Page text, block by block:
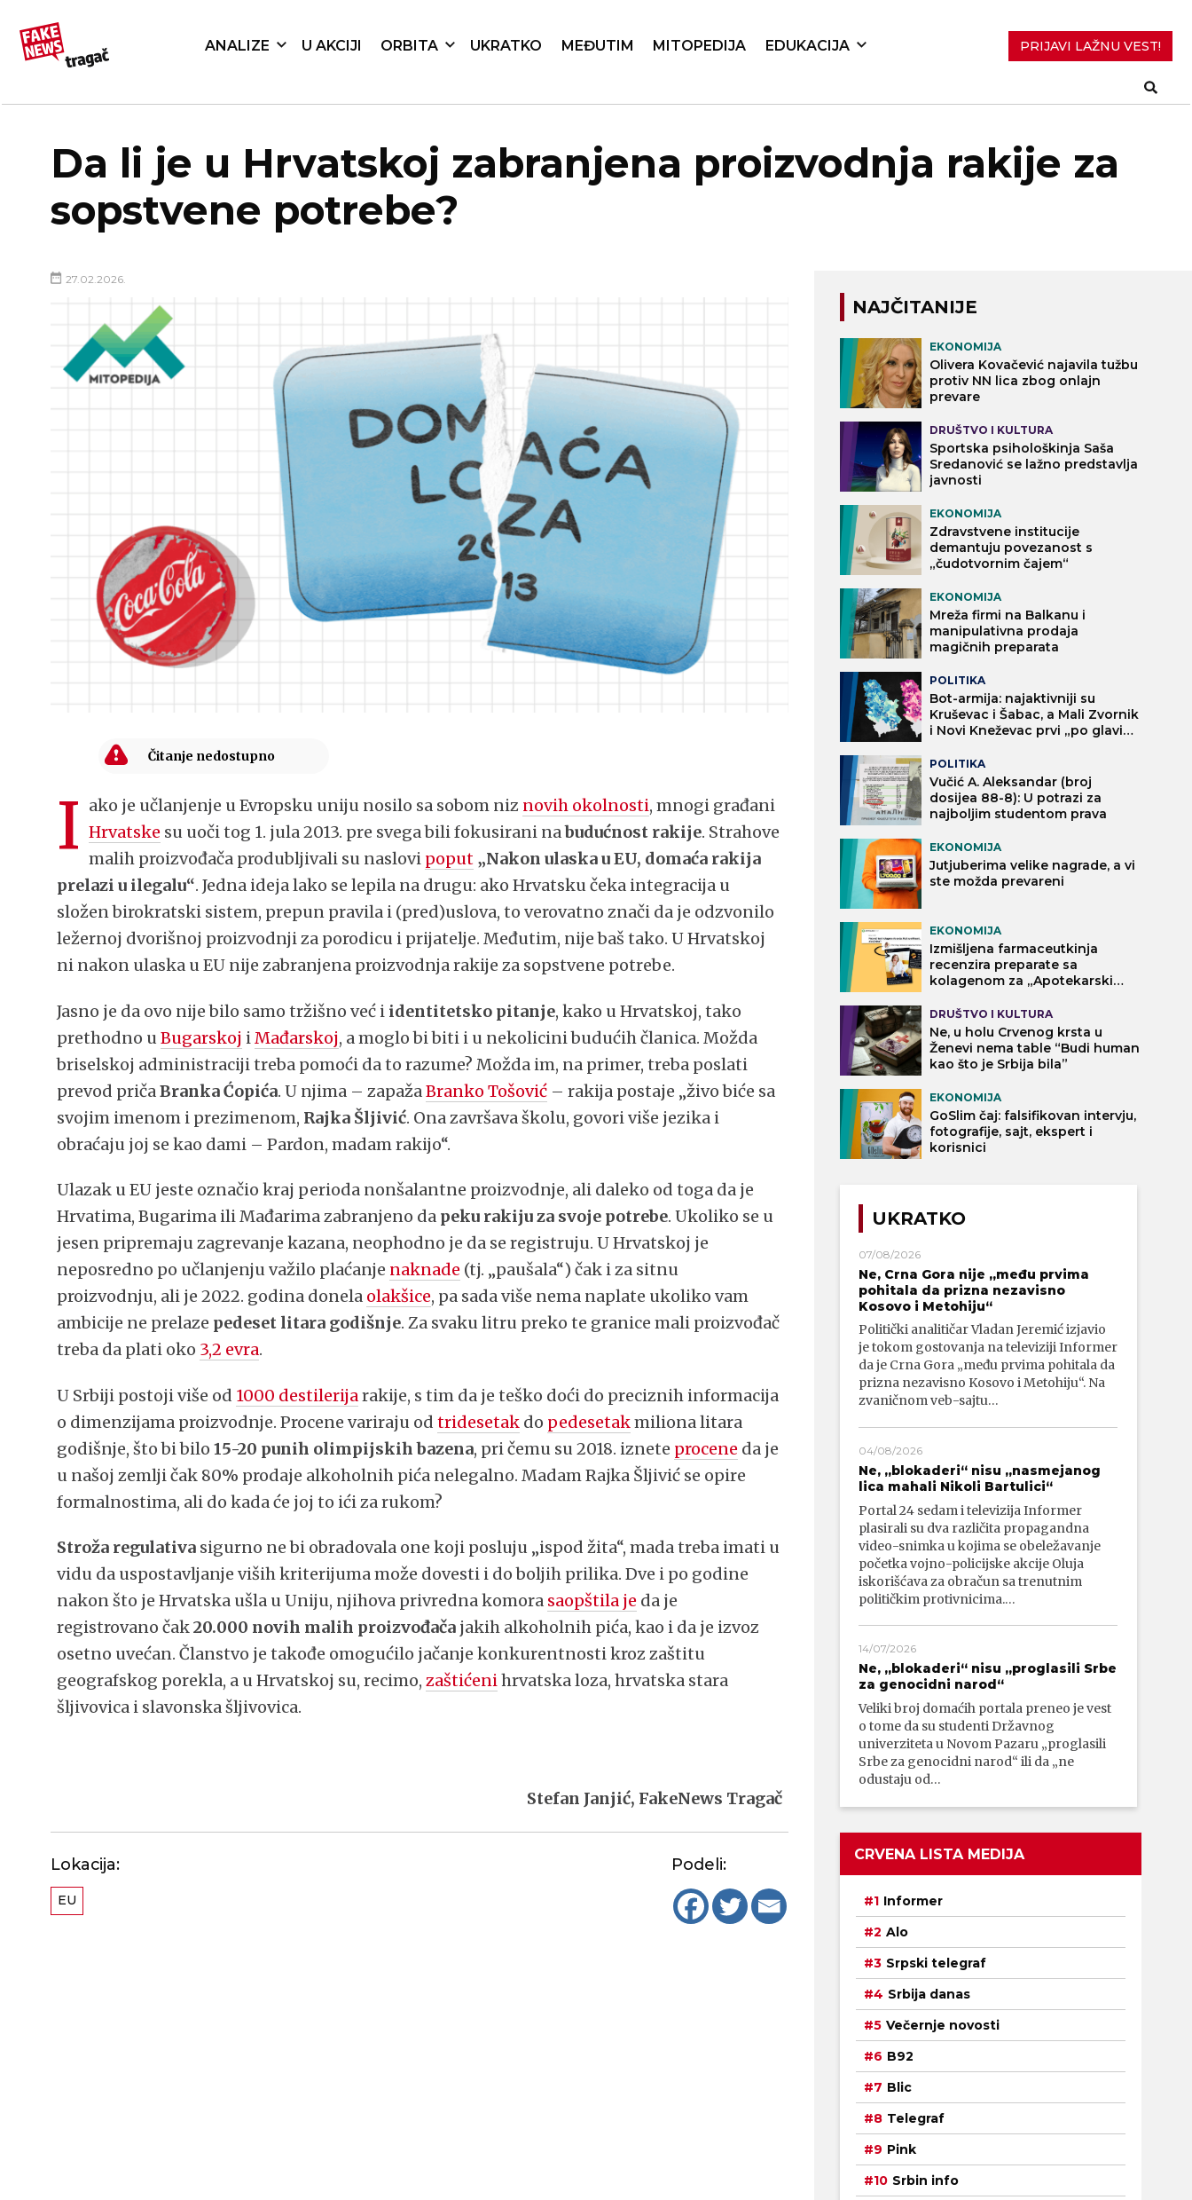
ANALIZE U AKCIJI ORBITA UKRATKO MEĐUTIM MITOPEDIJA EDUKACIJA PRIJAVI LAŽNU VEST!
Da li je u Hrvatskoj zabranjena proizvodnja rakije za
sopstvene potrebe?
27.02.2026.
I ako je učlanjenje u Evropsku uniju nosilo sa sobom niz novih okolnosti, mnogi građani
Hrvatske su uoči tog 1. jula 2013. pre svega bili fokusirani nabudućnost rakije. Strahove
malih proizvođača produbljivali su naslovi poput „Nakon ulaska u EU, domaća rakija
prelazi u ilegalu“. Jedna ideja lako se lepila na drugu: ako Hrvatsku čeka integracija u
složen birokratski sistem, prepun pravila i (pred)uslova, to verovatno znači da je odzvonilo
ležernoj dvorišnoj proizvodnji za porodicu i prijatelje. Međutim, nije baš tako. U Hrvatskoj
ni nakon ulaska u EU nije zabranjena proizvodnja rakije za sopstvene potrebe.
Jasno je da ovo nije bilo samo tržišno već i identitetsko pitanje, kako u Hrvatskoj, tako
prethodno uBugarskoj i Mađarskoj, a moglo bi biti i u nekolicini budućih članica. Možda
briselskoj administraciji treba pomoći da to razume? Možda im, na primer, treba poslati
prevod pričaBranka Ćopića. U njima – zapažaBranko Tošović – rakija postaje „živo biće sa
svojim imenom i prezimenom, Rajka Šljivić. Ona završava školu, govori više jezika i
obraćaju joj se kao dami – Pardon, madam rakijo“.
Ulazak u EU jeste označio kraj perioda nonšalantne proizvodnje, ali daleko od toga da je
Hrvatima, Bugarima ili Mađarima zabranjeno da peku rakiju za svoje potrebe. Ukoliko se u
jesen pripremaju zagrevanje kazana, neophodno je da se registruju. U Hrvatskoj je
neposredno po učlanjenju važilo plaćanje naknade (tj. „paušala“) čak i za sitnu
proizvodnju, ali je 2022. godina donela olakšice, pa sada više nema naplate ukoliko vam
ambicije ne prelaze pedeset litara godišnje. Za svaku litru preko te granice mali proizvođač
treba da plati oko 3,2 evra.
U Srbiji postoji više od 1000 destilerijarakije, s tim da je teško doći do preciznih informacija
o dimenzijama proizvodnje. Procene variraju odtridesetak do pedesetakmiliona litara
godišnje, što bi bilo15-20 punih olimpijskih bazena, pri čemu su 2018. iznete procene da je
u našoj zemlji čak 80% prodaje alkoholnih pića nelegalno. Madam Rajka Šljivić se opire
formalnostima, ali do kada će joj to ići za rukom?
Stroža regulativa sigurno ne bi obradovala one koji posluju „ispod žita“, mada treba imati u
vidu da uspostavljanje viših kriterijuma može dovesti i do boljih prilika. Dve i po godine
nakon što je Hrvatska ušla u Uniju, njihova privredna komora saopštila je da je
registrovano čak20.000 novih malih proizvođača jakih alkoholnih pića, kao i da je izvoz
osetno uvećan. Članstvo je takođe omogućilo jačanje konkurentnosti kroz zaštitu
geografskog porekla, a u Hrvatskoj su, recimo,zaštićenihrvatska loza, hrvatska stara
šljivovica i slavonska šljivovica.
Stefan Janjić, FakeNews Tragač
Lokacija:
EU
Podeli:
NAJČITANIJE
EKONOMIJA
Olivera Kovačević najavila tužbu
protiv NN lica zbog onlajn
prevare
DRUŠTVO I KULTURA
Sportska psihološkinja Saša
Sredanović se lažno predstavlja
javnosti
EKONOMIJA
Zdravstvene institucije
demantuju povezanost s
„čudotvornim čajem“
EKONOMIJA
Mreža firmi na Balkanu i
manipulativna prodaja
magičnih preparata
POLITIKA
Bot-armija: najaktivniji su
Kruševac i Šabac, a Mali Zvornik
i Novi Kneževac prvi „po glavi
POLITIKA
Vučić A. Aleksandar (broj
dosijea 88-8): U potrazi za
najboljim studentom prava
EKONOMIJA
Jutjuberima velike nagrade, a vi
ste možda prevareni
EKONOMIJA
Izmišljena farmaceutkinja
recenzira preparate sa
kolagenom za „Apotekarski
DRUŠTVO I KULTURA
Ne, u holu Crvenog krsta u
Ženevi nema table “Budi human
kao što je Srbija bila”
EKONOMIJA
GoSlim čaj: falsifikovan intervju,
fotografije, sajt, ekspert i
korisnici
UKRATKO
07/08/2026
Ne, Crna Gora nije „među prvima
pohitala da prizna nezavisno
Kosovo i Metohiju“
Politički analitičar Vladan Jeremić izjavio
je tokom gostovanja na televiziji Informer
da je Crna Gora „među prvima pohitala da
prizna nezavisno Kosovo i Metohiju“. Na
zvaničnom veb-sajtu…
04/08/2026
Ne, „blokaderi“ nisu „nasmejanog
lica mahali Nikoli Bartulici“
Portal 24 sedam i televizija Informer
plasirali su dva različita propagandna
video-snimka u kojima se obeležavanje
početka vojno-policijske akcije Oluja
iskorišćava za obračun sa trenutnim
političkim protivnicima.…
14/07/2026
Ne, „blokaderi“ nisu „proglasili Srbe
za genocidni narod“
Veliki broj domaćih portala preneo je vest
o tome da su studenti Državnog
univerziteta u Novom Pazaru „proglasili
Srbe za genocidni narod“ ili da „ne
odustaju od…
CRVENA LISTA MEDIJA
Informer
Alo
Srpski telegraf
Srbija danas
Večernje novosti
B92
Blic
Telegraf
Pink
Srbin info